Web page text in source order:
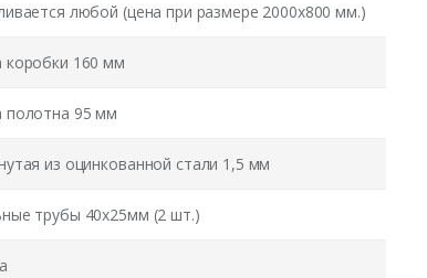
любой (цена при размере 2000x800 мм.)
160 мм
полотна 95 мм
из оцинкованной стали 1,5 мм
трубы 40х25мм (2 шт.)